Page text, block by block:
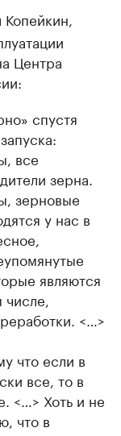
Копейкин,
Центра
спустя
все
зерна.
зерновые
у нас в
являются
<…>
что если в
все, то в
<…> Хоть и не
что в